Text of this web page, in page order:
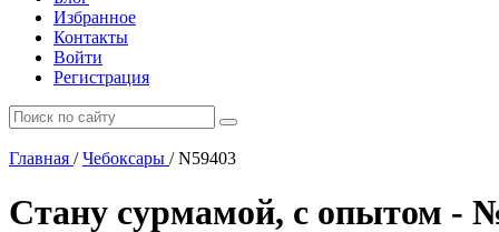
Избранное
Контакты
Войти
Регистрация
Главная / Чебоксары /N59403
Стану сурмамой, с опытом -